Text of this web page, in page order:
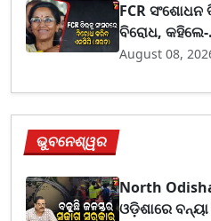
FCR
ବିରୋଧ, କହିଲେ-
August 08,
ଭୁବନେଶ୍ୱର
North
ଓଡ଼ିଶାରେ